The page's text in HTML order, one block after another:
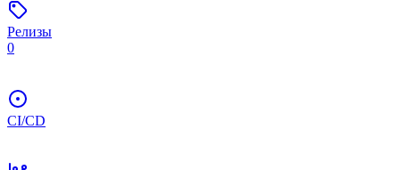
Релизы
0
CI/CD